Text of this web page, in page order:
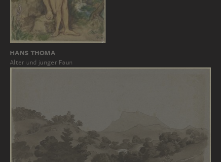
HANS THOMA
Alter und junger Faun